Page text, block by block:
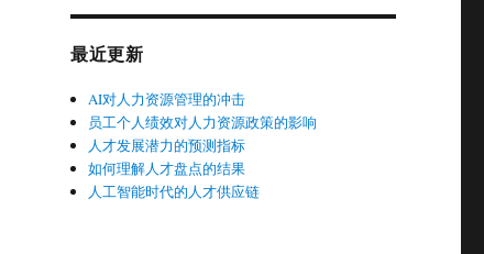
最近更新
AI对人力资源管理的冲击
员工个人绩效对人力资源政策的影响
人才发展潜力的预测指标
如何理解人才盘点的结果
人工智能时代的人才供应链